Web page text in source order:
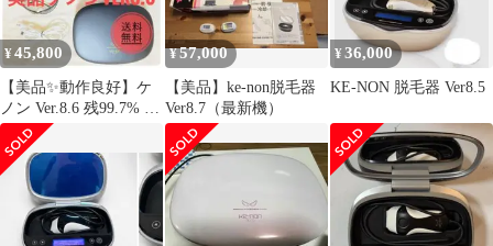
¥45,800
【美品✨動作良好】ケ
ノン Ver.8.6 残99.7% ス
ーパープレミアム2
¥57,000
【美品】ke-non脱毛器
Ver8.7（最新機）
¥36,000
KE-NON 脱毛器 Ver8.5